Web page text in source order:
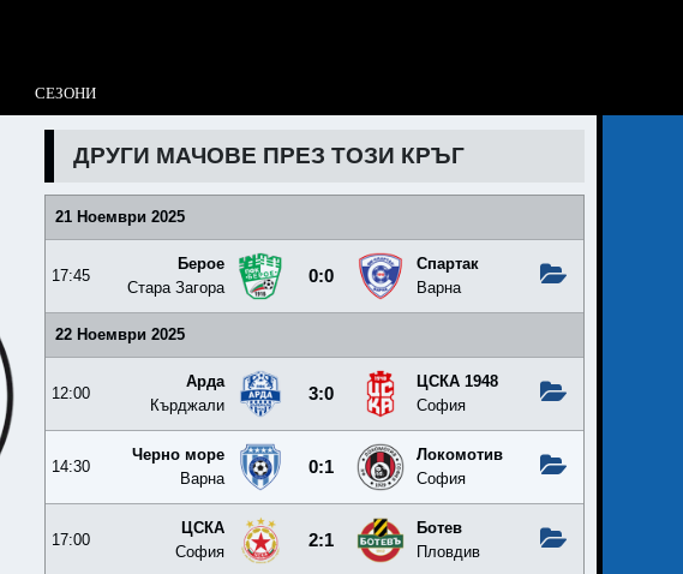
СЕЗОНИ
ДРУГИ МАЧОВЕ ПРЕЗ ТОЗИ КРЪГ
21 Ноември 2025
17:45
Берое
Стара Загора
0:0
Спартак
Варна
22 Ноември 2025
12:00
Арда
Кърджали
3:0
ЦСКА 1948
София
14:30
Черно море
Варна
0:1
Локомотив
София
17:00
ЦСКА
София
2:1
Ботев
Пловдив